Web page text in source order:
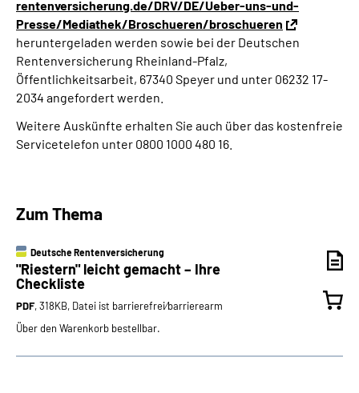
rentenversicherung.de/DRV/DE/Ueber-uns-und-
Presse/Mediathek/Broschueren/broschueren
heruntergeladen werden sowie bei der Deutschen
Rentenversicherung Rheinland-Pfalz,
Öffentlichkeitsarbeit, 67340 Speyer und unter 06232 17-
2034 angefordert werden.
Weitere Auskünfte erhalten Sie auch über das kostenfreie
Servicetelefon unter 0800 1000 480 16.
Zum Thema
Deutsche Rentenversicherung
"Riestern" leicht gemacht – Ihre
Checkliste
PDF, 318KB, Datei ist barrierefrei⁄barrierearm
Über den Warenkorb bestellbar.